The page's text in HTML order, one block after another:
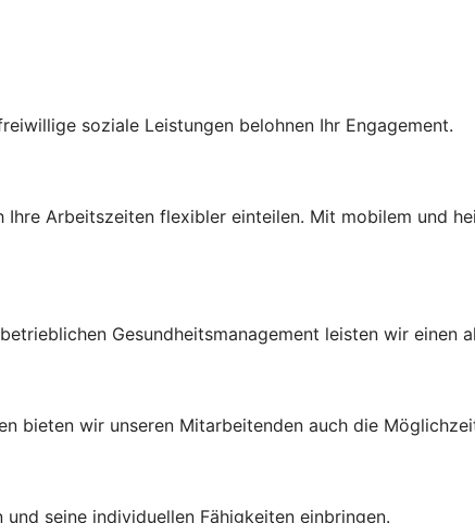
soziale Leistungen belohnen Ihr Engagement.
Arbeitszeiten flexibler einteilen. Mit mobilem und
Gesundheitsmanagement leisten wir einen
bieten wir unseren Mitarbeitenden auch die
seine individuellen Fähigkeiten einbringen.